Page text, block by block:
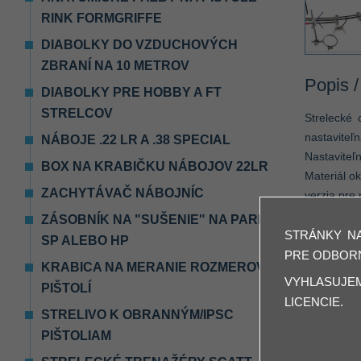
‹
Popis
Strelecké
Materiál
verzia pre
Pre
každú
Všetky
RINK FORMGRIFFE
DIABOLKY DO VZDUCHOVÝCH
ZBRANÍ NA 10 METROV
DIABOLKY PRE HOBBY A FT
STRELCOV
NÁBOJE .22 LR A .38 SPECIAL
BOX NA KRABIČKU NÁBOJOV 22LR
ZACHYTÁVAČ NÁBOJNÍC
ZÁSOBNÍK NA "SUŠENIE" NA PARDINI
SP ALEBO HP
KRABICA NA MERANIE ROZMEROV
PIŠTOLÍ
STRELIVO K OBRANNÝM/IPSC
PIŠTOLIAM
STRÁNKY
PRE
LICENCIE.